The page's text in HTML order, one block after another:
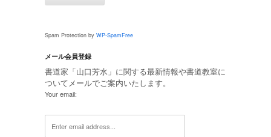
Spam Protection by WP-SpamFree
メール会員登録
書道家「山口芳水」に関する最新情報や書道教室に
ついてメールでご案内いたします。
Your email: